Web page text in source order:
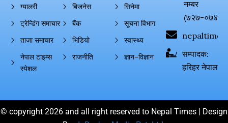
ग्यालरी
ट्रेन्डिंग समाचार
ताजा समाचार
नेपाल टाइम्स
स्पेशल
बिजनेस
बैंक
भिडियो
राजनीति
सिनेमा
सूचना विभाग
स्वास्थ्य
ज्ञान–विज्ञान
नम्बर
(७२७-०७४-
सम्पादक:
हरिहर नेपाल
© copyright 2026 and all right reserved to Nepal Times | Design